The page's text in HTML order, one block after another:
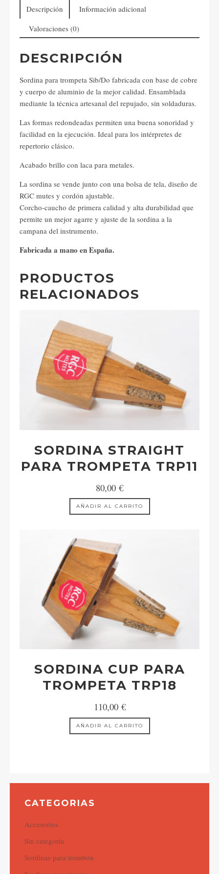
Descripción
Información adicional
Valoraciones (0)
DESCRIPCIÓN
Sordina para trompeta Sib/Do fabricada con base de cobre
y cuerpo de aluminio de la mejor calidad. Ensamblada
mediante la técnica artesanal del repujado, sin soldaduras.
Las formas redondeadas permiten una buena sonoridad y
facilidad en la ejecución. Ideal para los intérpretes de
repertorio clásico.
Acabado brillo con laca para metales.
La sordina se vende junto con una bolsa de tela, diseño de
RGC mutes y cordón ajustable.
Corcho-caucho de primera calidad y alta durabilidad que
permite un mejor agarre y ajuste de la sordina a la
campana del instrumento.
Fabricada a mano en España.
PRODUCTOS
RELACIONADOS
SORDINA STRAIGHT
PARA TROMPETA TRP11
80,00 €
AÑADIR AL CARRITO
SORDINA CUP PARA
TROMPETA TRP18
110,00 €
AÑADIR AL CARRITO
CATEGORIAS
Accesorios
Sin categoría
Sordinas para trombón